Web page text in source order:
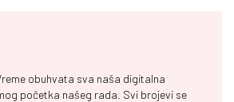
obuhvata sva naša digitalna
početka našeg rada. Svi brojevi se